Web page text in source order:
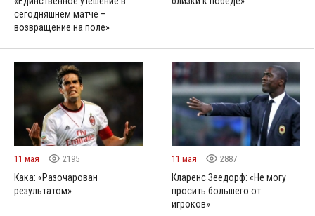
сегодняшнем матче –
возвращение на поле»
11 мая 2195
Кака: «Разочарован
результатом»
11 мая 2887
Кларенс Зеедорф: «Не могу
просить большего от
игроков»